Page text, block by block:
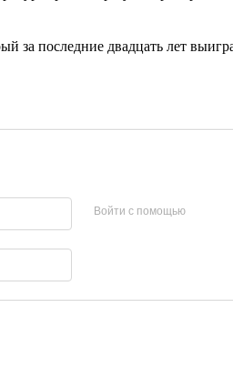
за последние двадцать лет
Войти с помощью